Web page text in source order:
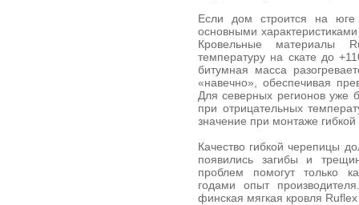
Если дом строится на
основными
Кровельные материалы
температуру на скате до
битумная масса
«навечно», обеспечивая
Для северных регионов уже
при отрицательных
значение при монтаже
Качество гибкой черепицы
появились загибы и
проблем помогут только
годами опыт
финская мягкая кровля